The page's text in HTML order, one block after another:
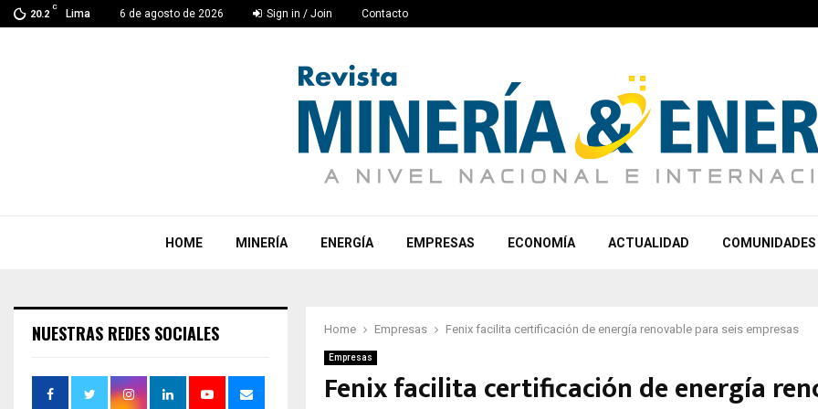
20.2
C
Lima 6 de agosto de 2026 Sign in / Join Contacto
HOME MINERÍA ENERGÍA EMPRESAS ECONOMÍA ACTUALIDAD COMUNIDADES
Home Empresas Fenix facilita certificación de energía renovable para seis empresas
Empresas
Fenix facilita certificación de energía
NUESTRAS REDES SOCIALES